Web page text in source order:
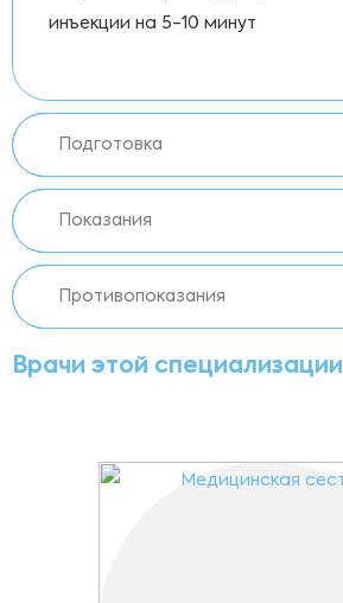
инъекции на 5-10 минут
Подготовка
Показания
Противопоказания
Врачи этой специализации